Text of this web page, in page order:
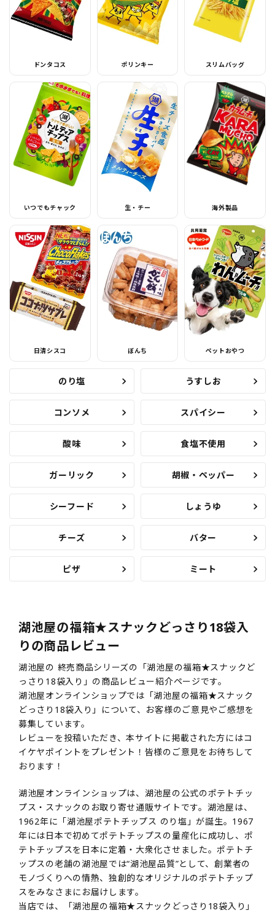
ドンタコス ポリンキー スリムバッグ
いつでもチャック 生・チー 海外製品
日清シスコ ぼんち ペットおやつ
のり塩 うすしお
コンソメ スパイシー
酸味 食塩不使用
ガーリック 胡椒・ペッパー
シーフード しょうゆ
チーズ バター
ピザ ミート
湖池屋の福箱★スナックどっさり18袋入
りの商品レビュー
湖池屋の 終売商品シリーズの「湖池屋の福箱★スナックど
っさり18袋入り」の商品レビュー紹介ページです。
湖池屋オンラインショップでは「湖池屋の福箱★スナック
どっさり18袋入り」について、お客様のご意見やご感想を
募集しています。
レビューを投稿いただき、本サイトに掲載された方にはコ
イケヤポイントをプレゼント！皆様のご意見をお待ちして
おります！
湖池屋オンラインショップは、湖池屋の公式のポテトチッ
プス・スナックのお取り寄せ通販サイトです。湖池屋は、
1962年に「湖池屋ポテトチップス のり塩」が誕生。1967
年には日本で初めてポテトチップスの量産化に成功し、ポ
テトチップスを日本に定着・大衆化させました。ポテトチ
ップスの老舗の湖池屋では“湖池屋品質”として、創業者の
モノづくりへの情熱、独創的なオリジナルのポテトチップ
スをみなさまにお届けします。
当店では、「湖池屋の福箱★スナックどっさり18袋入り」